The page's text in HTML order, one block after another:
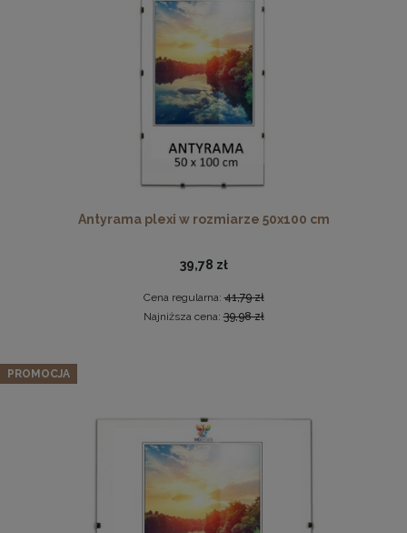
Komplet 3szt. stalowych zawieszek do ramek, obrazów i
luster w złotym kolorze-30x48mm
Najniższa cena:
179,99 zł
DO KOSZYKA
Zestaw 3 szt. ramek na zdjęcia 50 x 140 cm zielonych, z
407,07 zł
Cena regularna:
Najniższa cena:
DO KOSZYKA
Antyrama plexi w rozmiarze 50x100 cm
39,78 zł
Cena regularna:41,79 zł
Najniższa cena:39,98 zł
PROMOCJA